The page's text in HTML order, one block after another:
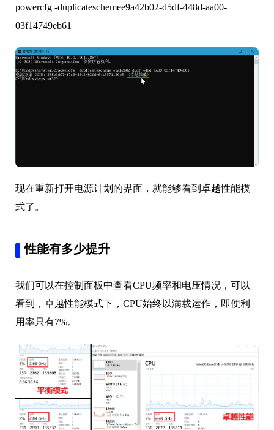
powercfg -duplicateschemee9a42b02-d5df-448d-aa00-
03f14749eb61
现在重新打开电源计划的界面，就能够看到卓越性能模
式了。
性能有多少提升
我们可以在控制面板中查看CPU频率和电压情况，可以
看到，卓越性能模式下，CPU始终以满载运作，即便利
用率只有7%。